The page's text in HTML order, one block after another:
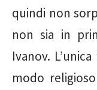
quindi non
non sia in
Ivanov.
modo